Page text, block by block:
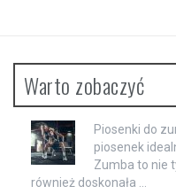
Warto zobaczyć
Piosenki do
piosenek
Zumba to nie
również doskonała …